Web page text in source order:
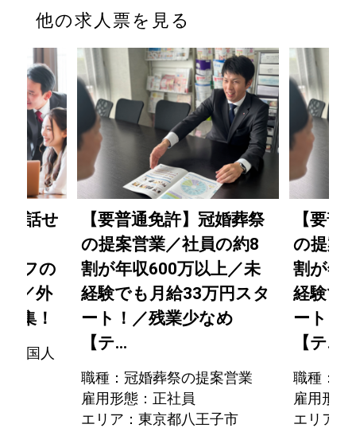
他の求人票を見る
を話せ
ッフの
／外
集！
外国人
【要普通免許】冠婚葬祭
の提案営業／社員の約8
割が年収600万以上／未
経験でも月給33万円スタ
ート！／残業少なめ
【テ...
職種：冠婚葬祭の提案営業
雇用形態：正社員
エリア：東京都八王子市
【要普
の提案
割が年
経験で
ート！
【テ...
職種：冠
雇用形態
エリア：